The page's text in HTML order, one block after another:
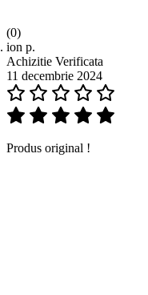
(0)
ion p.
Achizitie Verificata
11 decembrie 2024
Produs original !